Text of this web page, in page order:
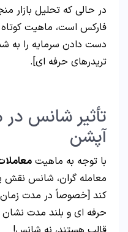
در حالی که تحلیل بازار
فارکس است، ماهیت
دست دادن سرمایه را به
تریدرهای حرفه ای].
تأثیر شانس در
آپشن
با توجه به ماهیت
معامله گران، شانس نقش
کند [خصوصاً در مدت زمان
حرفه ای و بلند مدت